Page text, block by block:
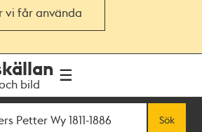
vi får använda
bild
Sök